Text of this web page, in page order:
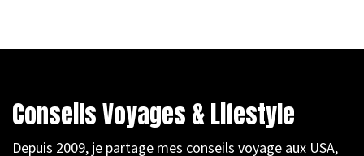
Conseils Voyages & Lifestyle
Depuis 2009, je partage mes conseils voyage aux USA,